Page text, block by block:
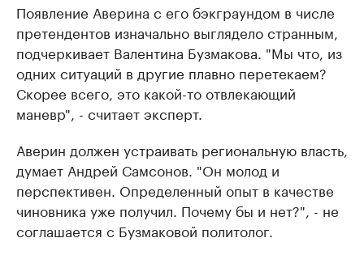
Появление Аверина с его бэкграундом в числе
претендентов изначально выглядело странным,
подчеркивает Валентина Бузмакова. "Мы что, из
одних ситуаций в другие плавно перетекаем?
Скорее всего, это какой-то отвлекающий
маневр", - считает эксперт.
Аверин должен устраивать региональную власть,
думает Андрей Самсонов. "Он молод и
перспективен. Определенный опыт в качестве
чиновника уже получил. Почему бы и нет?", - не
соглашается с Бузмаковой политолог.